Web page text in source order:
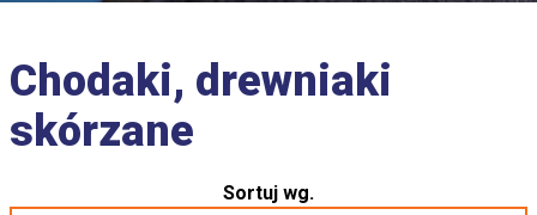
Chodaki, drewniaki
skórzane
Sortuj wg.